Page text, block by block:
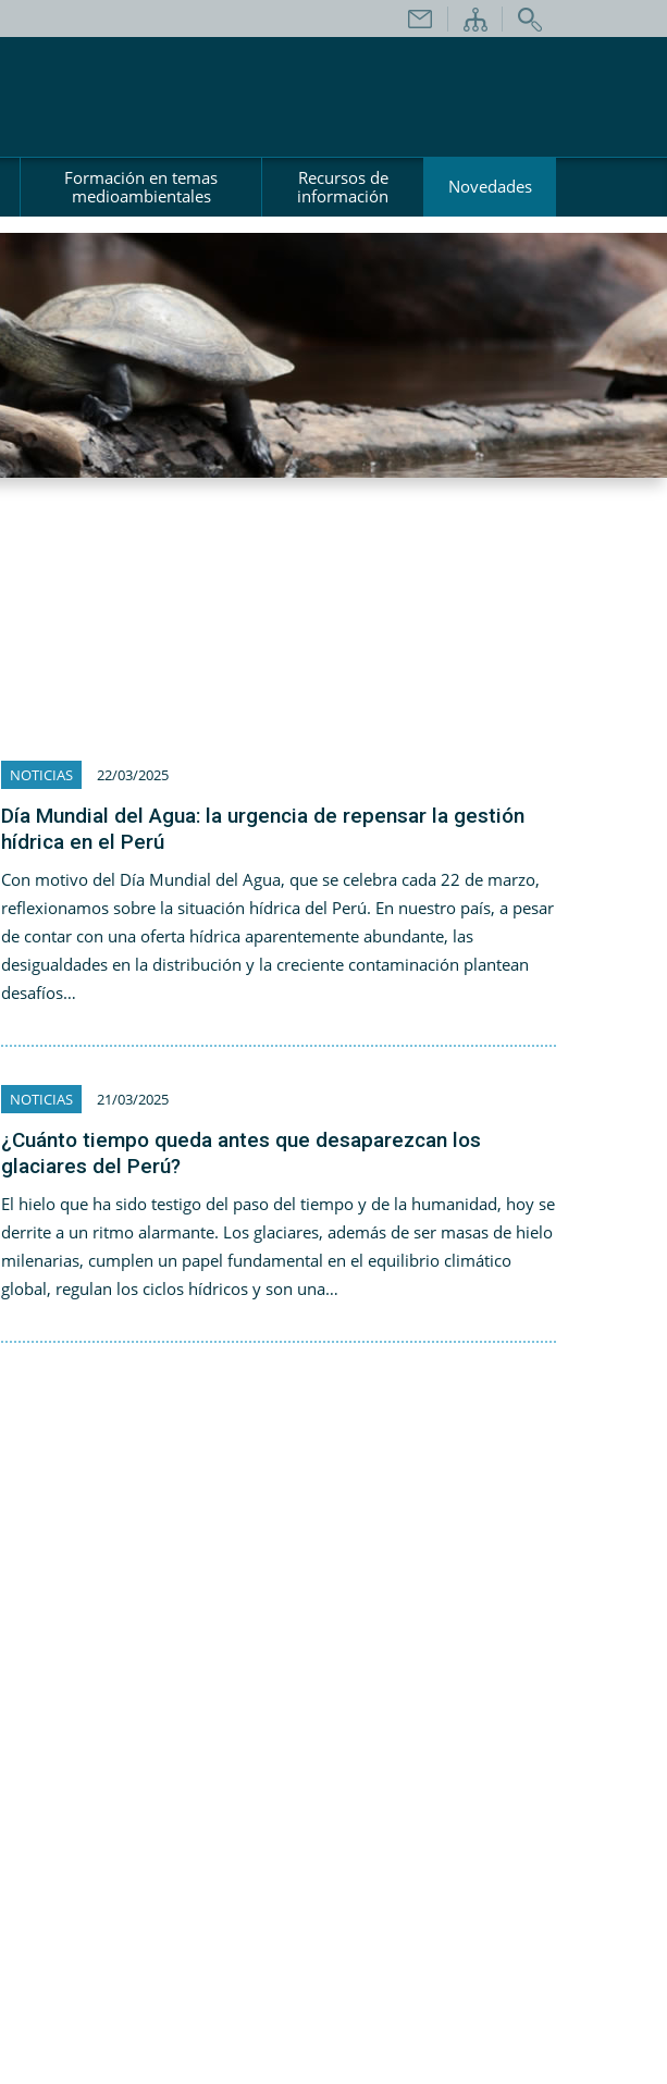
Formación en temas
medioambientales
Recursos de
información
Novedades
NOTICIAS 22/03/2025
Día Mundial del Agua: la urgencia de repensar la gestión
hídrica en el Perú
Con motivo del Día Mundial del Agua, que se celebra cada 22 de marzo,
reflexionamos sobre la situación hídrica del Perú. En nuestro país, a pesar
de contar con una oferta hídrica aparentemente abundante, las
desigualdades en la distribución y la creciente contaminación plantean
desafíos…
NOTICIAS 21/03/2025
¿Cuánto tiempo queda antes que desaparezcan los
glaciares del Perú?
El hielo que ha sido testigo del paso del tiempo y de la humanidad, hoy se
derrite a un ritmo alarmante. Los glaciares, además de ser masas de hielo
milenarias, cumplen un papel fundamental en el equilibrio climático
global, regulan los ciclos hídricos y son una…